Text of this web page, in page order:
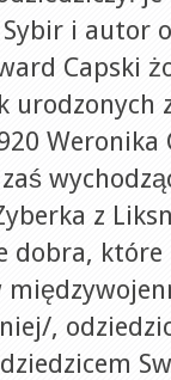
Sybir i autor
Capski
urodzonych
Weronika
z
dobra,
,